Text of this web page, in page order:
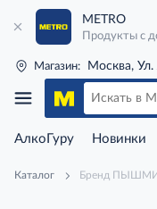
METRO
Продукты с
Магазин: Москва,
АлкоГуру Новинки
Каталог Бренд